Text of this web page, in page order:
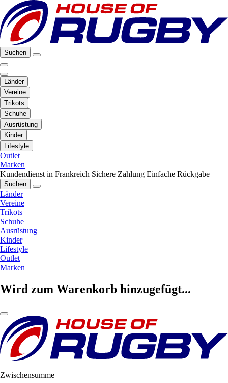
Suchen
Länder
Vereine
Trikots
Schuhe
Ausrüstung
Kinder
Lifestyle
Outlet
Marken
Kundendienst in Frankreich Sichere Zahlung Einfache Rückgabe
Suchen
Länder
Vereine
Trikots
Schuhe
Ausrüstung
Kinder
Lifestyle
Outlet
Marken
Wird zum Warenkorb hinzugefügt...
Zwischensumme